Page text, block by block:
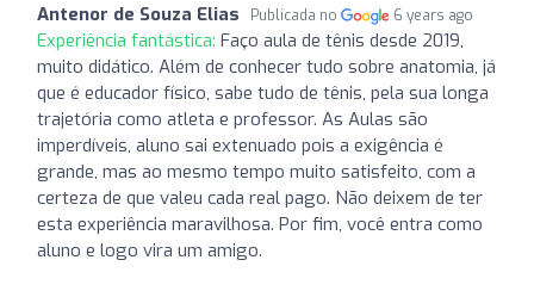
Antenor de Souza Elias Publicada no 6 years ago
Experiência fantástica: Faço aula de tênis desde 2019,
muito didático. Além de conhecer tudo sobre anatomia, já
que é educador físico, sabe tudo de tênis, pela sua longa
trajetória como atleta e professor. As Aulas são
imperdíveis, aluno sai extenuado pois a exigência é
grande, mas ao mesmo tempo muito satisfeito, com a
certeza de que valeu cada real pago. Não deixem de ter
esta experiência maravilhosa. Por fim, você entra como
aluno e logo vira um amigo.